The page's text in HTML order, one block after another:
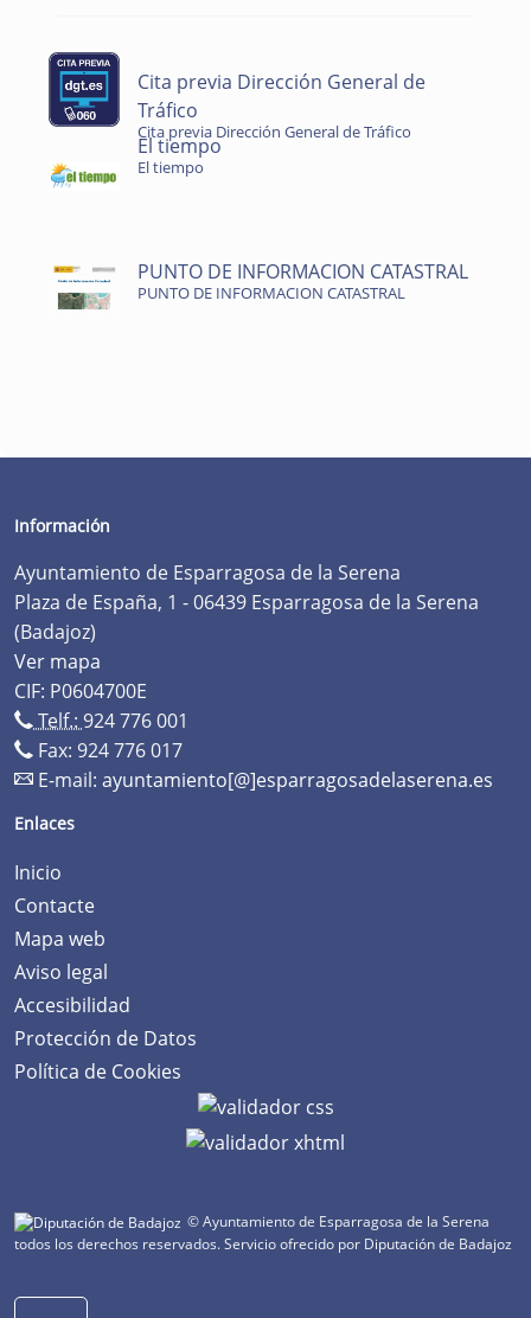
Cita previa Dirección General de
Tráfico
Cita previa Dirección General de Tráfico
El tiempo
El tiempo
PUNTO DE INFORMACION CATASTRAL
PUNTO DE INFORMACION CATASTRAL
Información
Ayuntamiento de Esparragosa de la Serena
Plaza de España, 1 - 06439 Esparragosa de la Serena
(Badajoz)
Ver mapa
CIF: P0604700E
Telf.: 924 776 001
Fax: 924 776 017
E-mail: ayuntamiento[@]esparragosadelaserena.es
Enlaces
Inicio
Contacte
Mapa web
Aviso legal
Accesibilidad
Protección de Datos
Política de Cookies
© Ayuntamiento de Esparragosa de la Serena
todos los derechos reservados.Servicio ofrecido por Diputación de Badajoz